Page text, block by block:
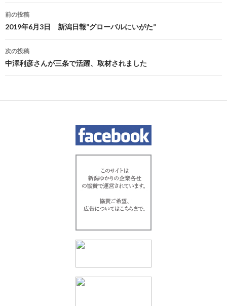
投
稿
ナ
ビ
ゲ
ー
前の投稿
2019年6月3日 新潟日報”グローバルにいがた”
次の投稿
中澤利彦さんが三条で活躍、取材されました